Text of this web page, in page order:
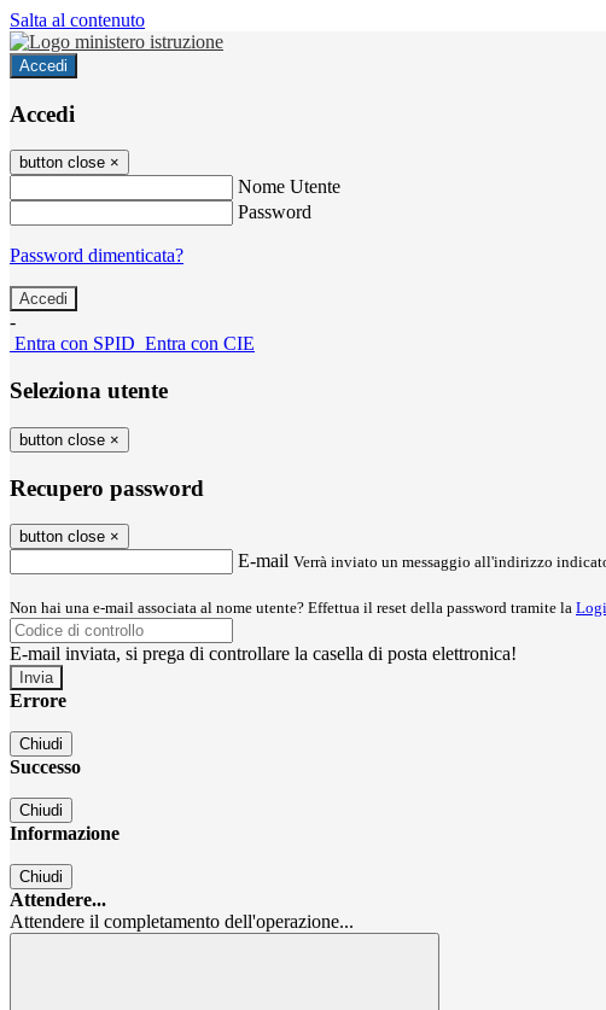
Salta al contenuto
Accedi
Accedi
button close ×
Nome Utente
Password
Password dimenticata?
-
Entra con SPID Entra con CIE
Seleziona utente
button close ×
Recupero password
button close ×
E-mail Verrà inviato un messaggio all'indirizzo
Non hai una e-mail associata al nome utente? Effettua il reset della password tramite la
E-mail inviata, si prega di controllare la casella di posta elettronica!
Errore
Chiudi
Successo
Chiudi
Informazione
Chiudi
Attendere...
Attendere il completamento dell'operazione...